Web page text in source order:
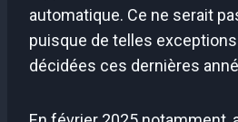
automatique. Ce ne serait
puisque de telles
décidées ces dernières